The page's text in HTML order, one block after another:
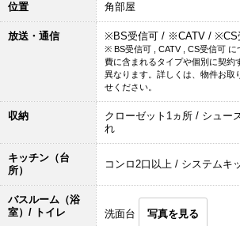
位置 角部屋
放送・通信 ※BS受信可 / ※CATV / ※CS
※ BS受信可 , CATV , CS受信可
費に含まれるタイプや個別に契約
異なります。詳しくは、物件お取
せください。
収納
クローゼット1ヵ所 / シュー
れ
キッチン（台
所）
コンロ2口以上 / システムキ
バスルーム（浴
室）/ トイレ
洗面台 写真を見る